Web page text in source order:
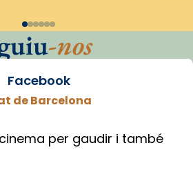
-nos
Facebook
de Barcelona
per gaudir i també